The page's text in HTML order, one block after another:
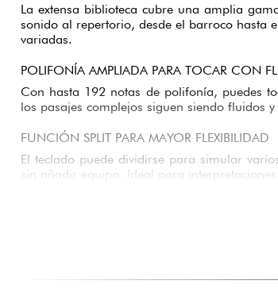
La extensa biblioteca cubre una amplia
sonido al repertorio, desde el barroco hasta
variadas.
POLIFONÍA AMPLIADA PARA TOCAR CON
Con hasta 192 notas de polifonía, puedes
los pasajes complejos siguen siendo fluidos y
FUNCIÓN SPLIT PARA MAYOR FLEXIBILIDAD
El teclado puede dividirse para simular
sin añadir equipo. Ideal para interpretaciones
Sonidos como piano, cuerdas o coro